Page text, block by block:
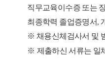
직무교육이수증 또는
최종학력 졸업증명서,
※ 채용신체검사서 및
※ 제출하신 서류는 일